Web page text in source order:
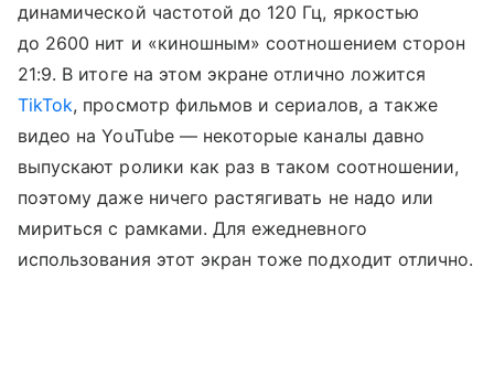
динамической частотой до 120 Гц, яркостью
до 2600 нит и «киношным» соотношением сторон
21:9. В итоге на этом экране отлично ложится
TikTok, просмотр фильмов и сериалов, а также
видео на YouTube — некоторые каналы давно
выпускают ролики как раз в таком соотношении,
поэтому даже ничего растягивать не надо или
мириться с рамками. Для ежедневного
использования этот экран тоже подходит отлично.